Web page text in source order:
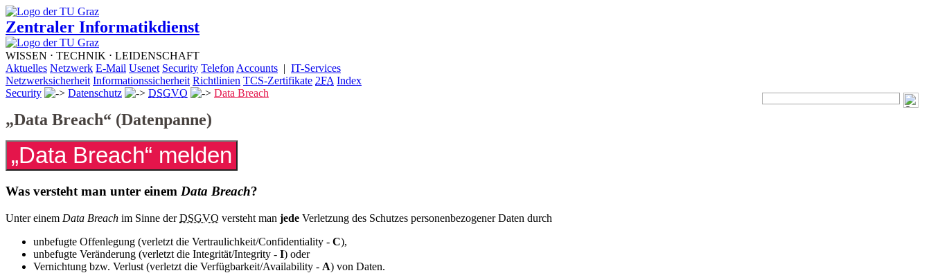
Zentraler Informatikdienst
WISSEN ⋅ TECHNIK ⋅ LEIDENSCHAFT
Aktuelles Netzwerk E-Mail Usenet Security Telefon Accounts | IT-Services
Netzwerksicherheit Informationssicherheit Richtlinien TCS-Zertifikate 2FA Index
Security
Datenschutz DSGVO Data Breach
„Data Breach“ (Datenpanne)
Was versteht man unter einem Data Breach?
Unter einem Data Breach im Sinne derDSGVO versteht man jede Verletzung des Schutzes personenbezogener Daten durch
unbefugte Offenlegung (verletzt die Vertraulichkeit/Confidentiality - C),
unbefugte Veränderung (verletzt die Integrität/Integrity - I) oder
Vernichtung bzw. Verlust (verletzt die Verfügbarkeit/Availability - A) von Daten.